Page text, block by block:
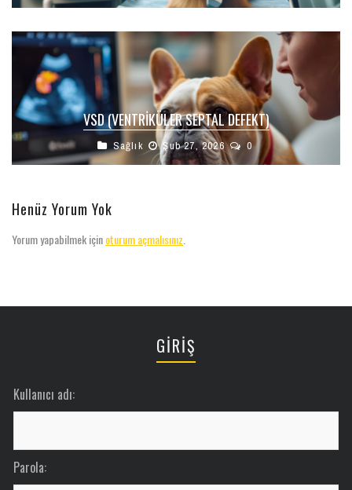
VSD (VENTRIKÜLER SEPTAL DEFEKT)
Sağlık Şub 27, 2026 0
Henüz Yorum Yok
Yorum yapabilmek içinoturum açmalısınız
GİRİŞ
Kullanıcı adı:
Parola: